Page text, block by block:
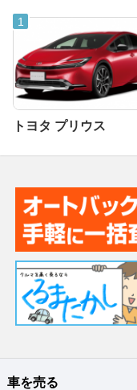
トヨタ プリウス
車を売る